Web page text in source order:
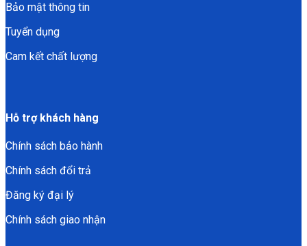
Bảo mật thông tin
Tuyển dụng
Cam kết chất lượng
Hỗ trợ khách hàng
Chính sách bảo hành
Chính sách đổi trả
Đăng ký đại lý
Chính sách giao nhận